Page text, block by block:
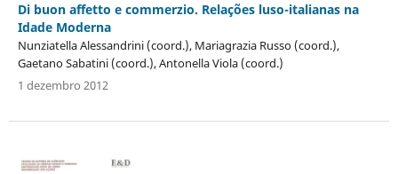
Di buon affetto e commerzio. Relações luso-italianas na
Idade Moderna
Nunziatella Alessandrini (coord.), Mariagrazia Russo (coord.),
Gaetano Sabatini (coord.), Antonella Viola (coord.)
1 dezembro 2012